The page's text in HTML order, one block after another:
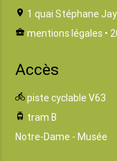
location_on 1 quai Stéphane
business_center mentions légales •
Accès
directions_bike piste cyclable V63
tram tram B
Notre-Dame - Musée